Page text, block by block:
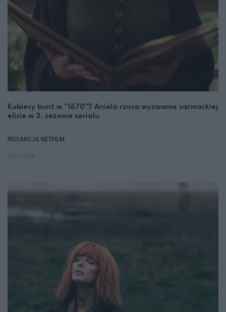
Kobiecy bunt w "1670"? Aniela rzuca wyzwanie sarmackiej
elicie w 3. sezonie serialu
REDAKCJA NETFILM